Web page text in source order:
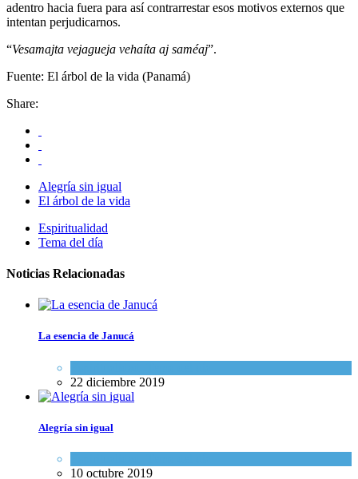
adentro hacia fuera para así contrarrestar esos motivos externos que
intentan perjudicarnos.
“Vesamajta vejagueja vehaíta aj saméaj”.
Fuente: El árbol de la vida (Panamá)
Share:
Alegría sin igual
El árbol de la vida
Espiritualidad
Tema del día
Noticias Relacionadas
La esencia de Janucá
22 diciembre 2019
Alegría sin igual
10 octubre 2019